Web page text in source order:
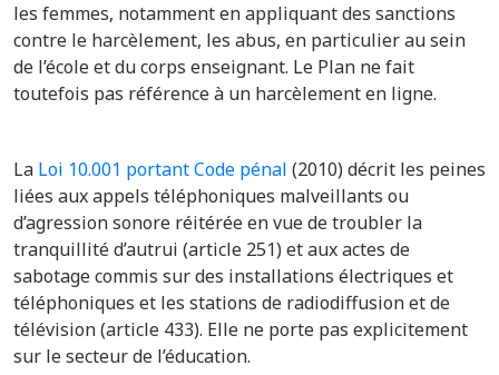
les femmes, notamment en appliquant des sanctions
contre le harcèlement, les abus, en particulier au sein
de l’école et du corps enseignant. Le Plan ne fait
toutefois pas référence à un harcèlement en ligne.
La Loi 10.001 portant Code pénal (2010) décrit les peines
liées aux appels téléphoniques malveillants ou
d’agression sonore réitérée en vue de troubler la
tranquillité d’autrui (article 251) et aux actes de
sabotage commis sur des installations électriques et
téléphoniques et les stations de radiodiffusion et de
télévision (article 433). Elle ne porte pas explicitement
sur le secteur de l’éducation.